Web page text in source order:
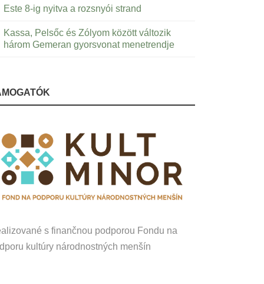
Este 8-ig nyitva a rozsnyói strand
Kassa, Pelsőc és Zólyom között változik
három Gemeran gyorsvonat menetrendje
s finančnou podporou Fondu na
kultúry národnostných menšín